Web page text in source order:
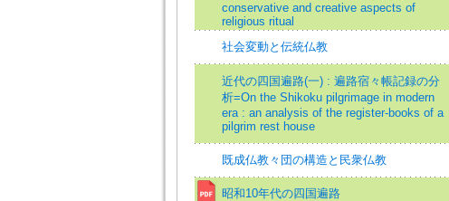
conservative and creative aspects of
religious ritual
社会変動と伝統仏教
近代の四国遍路(一) : 遍路宿々帳記録の分
析=On the Shikoku pilgrimage in modern
era : an analysis of the register-books of a
pilgrim rest house
既成仏教々団の構造と民衆仏教
昭和10年代の四国遍路